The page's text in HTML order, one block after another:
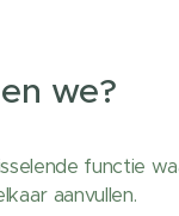
we?
functie
aanvullen.